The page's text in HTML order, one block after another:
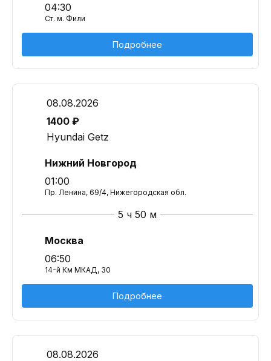
04:30
Ст. м. Фили
Подробнее
08.08.2026
1400 ₽
Hyundai Getz
Нижний Новгород
01:00
Пр. Ленина, 69/4, Нижегородская обл.
5 ч 50 м
Москва
06:50
14-й Км МКАД, 30
Подробнее
08.08.2026